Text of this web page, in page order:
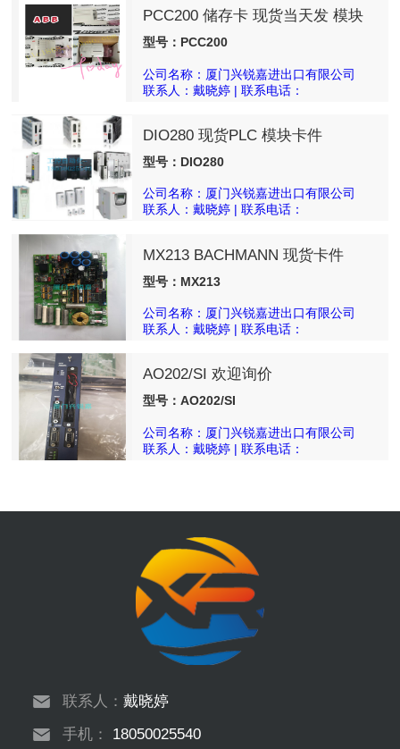
PCC200 储存卡 现货当天发 模块
系统PLC
型号：PCC200
公司名称：厦门兴锐嘉进出口有限公司
联系人：戴晓婷 | 联系电话：
DIO280 现货PLC 模块卡件
型号：DIO280
公司名称：厦门兴锐嘉进出口有限公司
联系人：戴晓婷 | 联系电话：
MX213 BACHMANN 现货卡件
型号：MX213
公司名称：厦门兴锐嘉进出口有限公司
联系人：戴晓婷 | 联系电话：
AO202/SI 欢迎询价
型号：AO202/SI
公司名称：厦门兴锐嘉进出口有限公司
联系人：戴晓婷 | 联系电话：
联系人：戴晓婷
手机：
18050025540